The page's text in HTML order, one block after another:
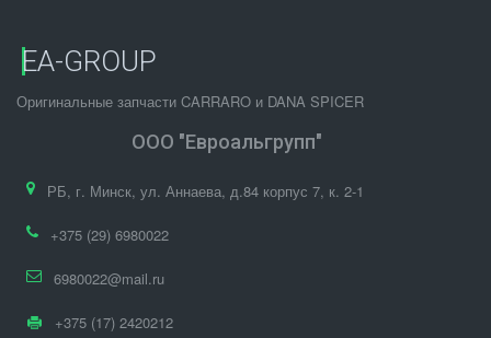
EA-GROUP
Оригинальные запчасти CARRARO и DANA SPICER
ООО "Евроальгрупп"
РБ, г. Минск, ул. Аннаева, д.84 корпус 7, к. 2-1
+375 (29) 6980022
6980022@mail.ru
+375 (17) 2420212